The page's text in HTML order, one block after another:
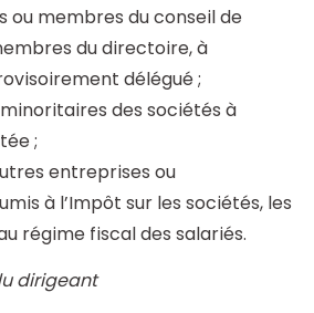
ou membres du conseil de
du directoire, à
délégué ;
des sociétés à
;
entreprises ou
à l’Impôt sur les sociétés, les
régime fiscal des salariés.
dirigeant